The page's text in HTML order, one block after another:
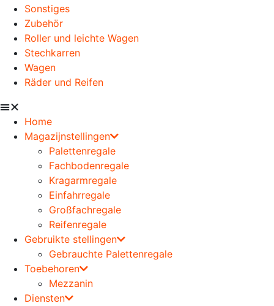
Sonstiges
Zubehör
Roller und leichte Wagen
Stechkarren
Wagen
Räder und Reifen
Home
Magazijnstellingen
Palettenregale
Fachbodenregale
Kragarmregale
Einfahrregale
Großfachregale
Reifenregale
Gebruikte stellingen
Gebrauchte Palettenregale
Toebehoren
Mezzanin
Diensten